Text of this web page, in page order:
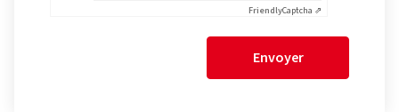
FriendlyCaptcha ⇗
Envoyer